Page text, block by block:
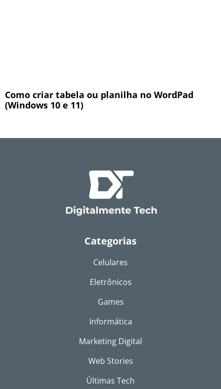
Como criar tabela ou planilha no WordPad
(Windows 10 e 11)
Categorias
Celulares
Eletrônicos
Games
Informática
Marketing Digital
Web Stories
Últimas Tech